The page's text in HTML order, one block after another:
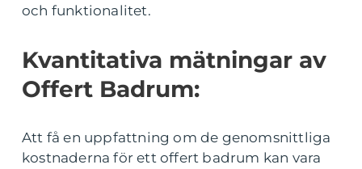
och funktionalitet.
Kvantitativa mätningar av
Offert Badrum:
Att få en uppfattning om de genomsnittliga
kostnaderna för ett offert badrum kan vara